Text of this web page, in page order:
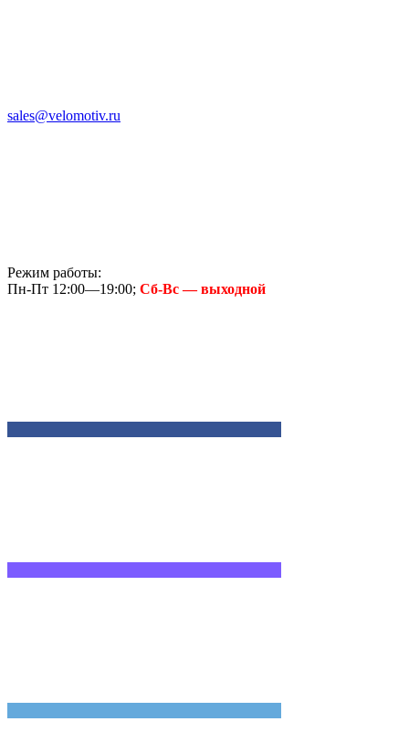
sales@velomotiv.ru
Режим работы:
Пн-Пт 12:00—19:00; Сб-Вс — выходной